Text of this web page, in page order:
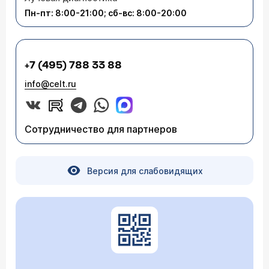
закрытие дефекта (без открытой операции,
доступом через вену в области паха). При этом
исчезает и аневризма. В нашем центре это
Пн-пт: 8:00-21:00; сб-вс: 8:00-20:00
+7 (495) 788 33 88
info@celt.ru
Сотрудничество для партнеров
Версия для слабовидящих